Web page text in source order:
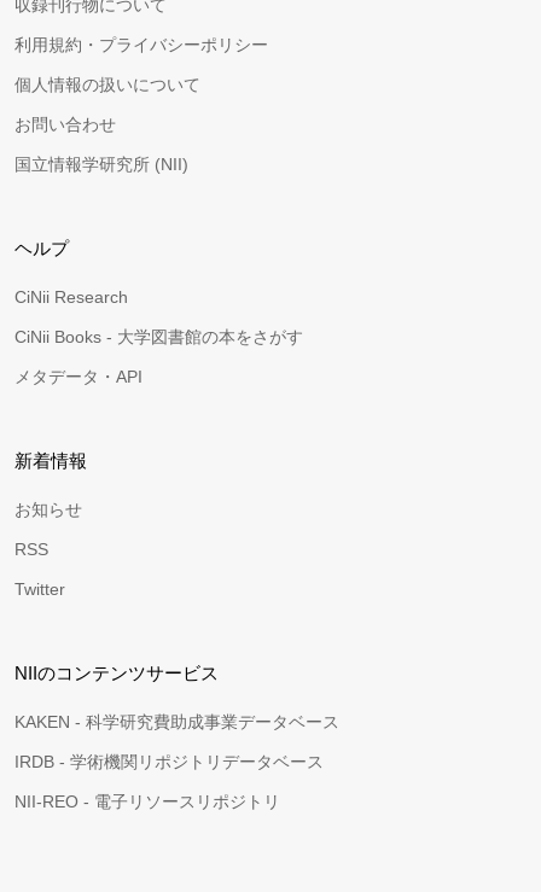
収録刊行物について
利用規約・プライバシーポリシー
個人情報の扱いについて
お問い合わせ
国立情報学研究所 (NII)
ヘルプ
CiNii Research
CiNii Books - 大学図書館の本をさがす
メタデータ・API
新着情報
お知らせ
RSS
Twitter
NIIのコンテンツサービス
KAKEN - 科学研究費助成事業データベース
IRDB - 学術機関リポジトリデータベース
NII-REO - 電子リソースリポジトリ